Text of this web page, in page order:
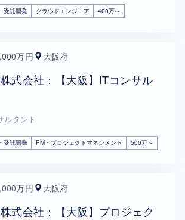
受託開発 クラウドエンジニア 400万～
万円 大阪府
式会社：【大阪】ITコンサル
ルタント
受託開発 PM・プロジェクトマネジメント 500万～
万円 大阪府
式会社：【大阪】プロジェク